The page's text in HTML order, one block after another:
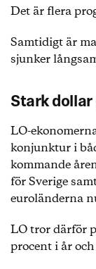
Det är flera
Samtidigt är
sjunker
Stark dollar
LO-
konjunktur i
kommande
för Sverige
euroländerna
LO tror därför
procent i år